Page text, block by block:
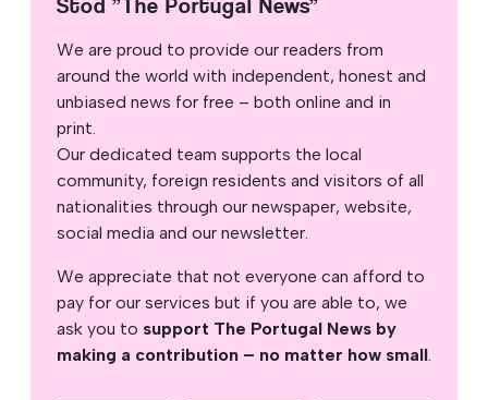
Stöd ”The Portugal News”
We are proud to provide our readers from
around the world with independent, honest and
unbiased news for free – both online and in
print.
Our dedicated team supports the local
community, foreign residents and visitors of all
nationalities through our newspaper, website,
social media and our newsletter.
We appreciate that not everyone can afford to
pay for our services but if you are able to, we
ask you to support The Portugal News by
making a contribution – no matter how small.